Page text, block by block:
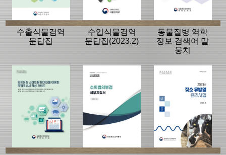
수출식물검역
문답집
수입식물검역
문답집(2023.2)
동물질병 역학
정보 검색어 말
뭉치